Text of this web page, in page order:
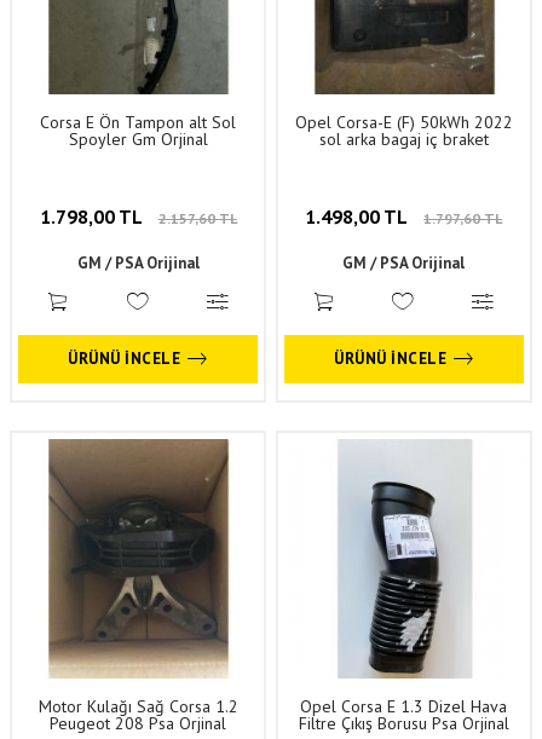
Corsa E Ön Tampon alt Sol
Spoyler Gm Orjinal
1.798,00 TL 2.157,60 TL
GM / PSA Orijinal
ÜRÜNÜ İNCELE
Opel Corsa-E (F) 50kWh 2022
sol arka bagaj iç braket
1.498,00 TL 1.797,60 TL
GM / PSA Orijinal
ÜRÜNÜ İNCELE
Motor Kulağı Sağ Corsa 1.2
Peugeot 208 Psa Orjinal
Opel Corsa E 1.3 Dizel Hava
Filtre Çıkış Borusu Psa Orjinal